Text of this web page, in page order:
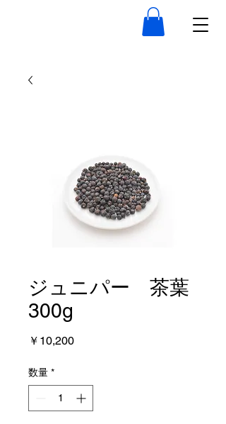
ジュニパー 茶葉
300g
￥10,200価
数量 *